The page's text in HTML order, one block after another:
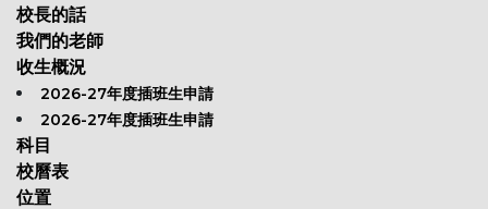
校長的話
我們的老師
收生概況
2026-27年度插班生申請
2026-27年度插班生申請
科目
校曆表
位置